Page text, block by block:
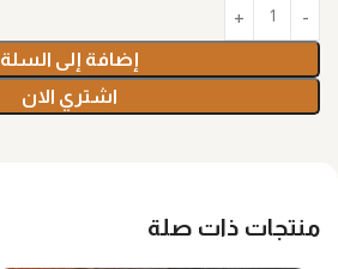
إضافة إلى السلة
اشتري الان
منتجات ذات صلة